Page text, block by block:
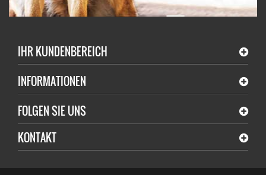
IHR KUNDENBEREICH
INFORMATIONEN
FOLGEN SIE UNS
KONTAKT